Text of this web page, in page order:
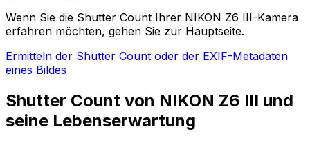
Wenn Sie die Shutter Count Ihrer NIKON Z6 III-Kamera
erfahren möchten, gehen Sie zur Hauptseite.
Ermitteln der Shutter Count oder der EXIF-Metadaten
eines Bildes
Shutter Count von NIKON Z6 III und
seine Lebenserwartung